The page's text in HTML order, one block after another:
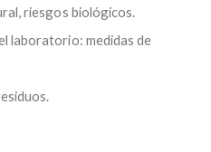
riesgos biológicos.
laboratorio: medidas de